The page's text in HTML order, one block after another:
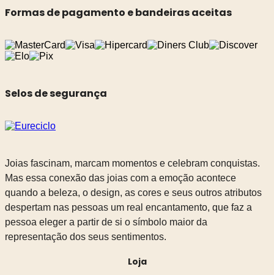
Formas de pagamento e bandeiras aceitas
Selos de segurança
Joias fascinam, marcam momentos e celebram conquistas.
Mas essa conexão das joias com a emoção acontece
quando a beleza, o design, as cores e seus outros atributos
despertam nas pessoas um real encantamento, que faz a
pessoa eleger a partir de si o símbolo maior da
representação dos seus sentimentos.
Loja